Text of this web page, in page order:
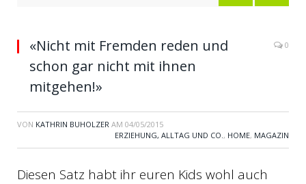
«Nicht mit Fremden reden und
schon gar nicht mit ihnen
mitgehen!»
0
VON KATHRIN BUHOLZER AM 04/05/2015
ERZIEHUNG, ALLTAG UND CO., HOME, MAGAZIN
Diesen Satz habt ihr euren Kids wohl auch